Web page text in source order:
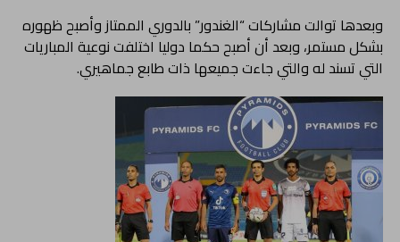
وبعدها توالت مشاركات “الغندور” بالدوري الممتاز وأصبح ظهوره
بشكل مستمر، وبعد أن أصبح حكما دوليا اختلفت نوعية المباريات
التي تسند له والتي جاءت جميعها ذات طابع جماهيري.